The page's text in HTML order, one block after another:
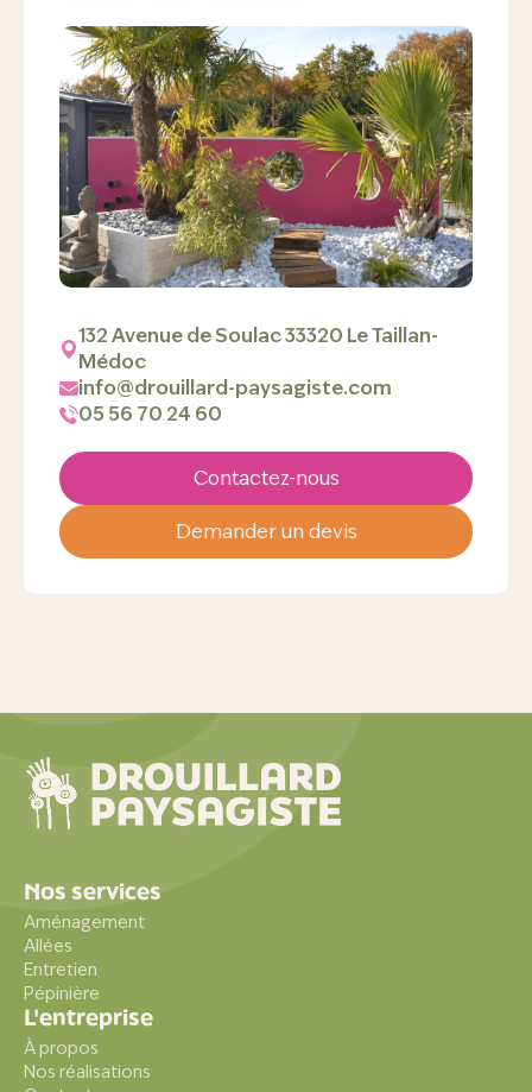
132 Avenue de Soulac 33320 Le Taillan-
Médoc
info@drouillard-paysagiste.com
05 56 70 24 60
Contactez-nous
Demander un devis
Nos services
Aménagement
Allées
Entretien
Pépinière
L'entreprise
À propos
Nos réalisations